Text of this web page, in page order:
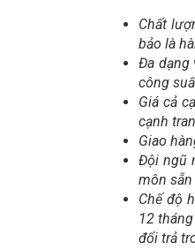
Chất
bảo là
Đa dạng
công
Giá cả
cạnh
Giao
Đội ngũ
môn
Chế độ
12
đổi trả